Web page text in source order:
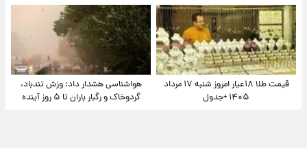
قیمت طلا ۱۸عیار امروز شنبه ۱۷ مرداد
۱۴۰۵ +جدول
هواشناسی هشدار داد: وزش تندباد،
گردوخاک و رگبار باران تا ۵ روز آینده